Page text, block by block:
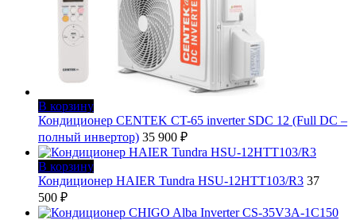
В корзину
Кондиционер CENTEK CT-65 inverter SDC 12 (Full DC –
полный инвертор) 35 900 ₽
В корзину
Кондиционер HAIER Tundra HSU-12HTT103/R3 37
500 ₽